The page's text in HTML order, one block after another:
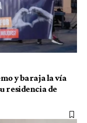
y baraja la vía
residencia de